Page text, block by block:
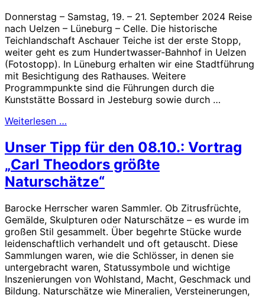
Donnerstag – Samstag, 19. – 21. September 2024 Reise
nach Uelzen – Lüneburg – Celle. Die historische
Teichlandschaft Aschauer Teiche ist der erste Stopp,
weiter geht es zum Hundertwasser-Bahnhof in Uelzen
(Fotostopp). In Lüneburg erhalten wir eine Stadtführung
mit Besichtigung des Rathauses. Weitere
Programmpunkte sind die Führungen durch die
Kunststätte Bossard in Jesteburg sowie durch …
Weiterlesen …
Unser Tipp für den 08.10.: Vortrag
„Carl Theodors größte
Naturschätze“
Barocke Herrscher waren Sammler. Ob Zitrusfrüchte,
Gemälde, Skulpturen oder Naturschätze – es wurde im
großen Stil gesammelt. Über begehrte Stücke wurde
leidenschaftlich verhandelt und oft getauscht. Diese
Sammlungen waren, wie die Schlösser, in denen sie
untergebracht waren, Statussymbole und wichtige
Inszenierungen von Wohlstand, Macht, Geschmack und
Bildung. Naturschätze wie Mineralien, Versteinerungen,